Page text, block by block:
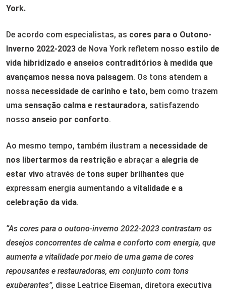
York.
De acordo com especialistas, as cores para o Outono-
Inverno 2022-2023 de Nova York refletem nosso estilo de
vida hibridizado e anseios contraditórios à medida que
avançamos nessa nova paisagem. Os tons atendem a
nossa necessidade de carinho e tato, bem como trazem
uma sensação calma e restauradora, satisfazendo
nosso anseio por conforto.
Ao mesmo tempo, também ilustram a necessidade de
nos libertarmos da restrição e abraçar a alegria de
estar vivo através de tons super brilhantes que
expressam energia aumentando a vitalidade e a
celebração da vida.
“As cores para o outono-inverno 2022-2023 contrastam os
desejos concorrentes de calma e conforto com energia, que
aumenta a vitalidade por meio de uma gama de cores
repousantes e restauradoras, em conjunto com tons
exuberantes”, disse Leatrice Eiseman, diretora executiva